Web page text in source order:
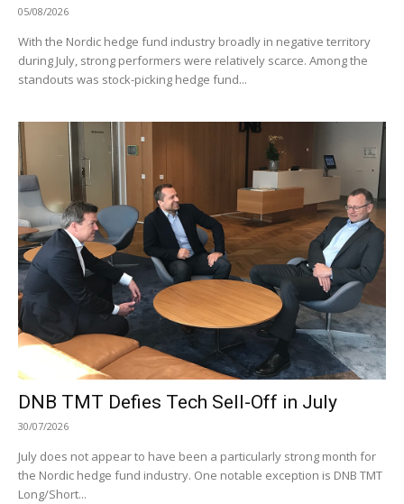
05/08/2026
With the Nordic hedge fund industry broadly in negative territory
during July, strong performers were relatively scarce. Among the
standouts was stock-picking hedge fund...
DNB TMT Defies Tech Sell-Off in July
30/07/2026
July does not appear to have been a particularly strong month for
the Nordic hedge fund industry. One notable exception is DNB TMT
Long/Short...